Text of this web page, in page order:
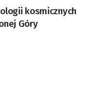
kosmicznych
Góry